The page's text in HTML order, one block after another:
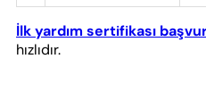
İlk yardım sertifikası
hızlıdır.